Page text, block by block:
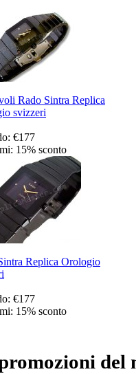
Rado Sintra Replica
svizzeri
€177
15% sconto
Replica Orologio
€177
15% sconto
del